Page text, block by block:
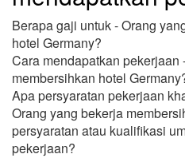
Berapa gaji untuk - Orang
hotel Germany?
Cara mendapatkan pekerjaan
membersihkan hotel
Apa persyaratan pekerjaan
Orang yang bekerja
persyaratan atau kualifikasi
pekerjaan?